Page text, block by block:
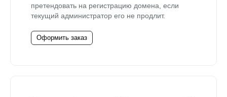
претендовать на регистрацию домена, если
текущий администратор его не продлит.
Оформить заказ